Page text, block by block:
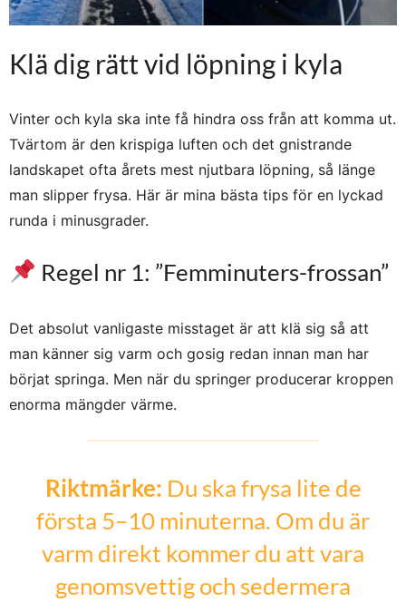
Klä dig rätt vid löpning i kyla
Vinter och kyla ska inte få hindra oss från att komma ut.
Tvärtom är den krispiga luften och det gnistrande
landskapet ofta årets mest njutbara löpning, så länge
man slipper frysa. Här är mina bästa tips för en lyckad
runda i minusgrader.
Regel nr 1: ”Femminuters-frossan”
Det absolut vanligaste misstaget är att klä sig så att
man känner sig varm och gosig redan innan man har
börjat springa. Men när du springer producerar kroppen
enorma mängder värme.
Riktmärke: Du ska frysa lite de
första 5–10 minuterna. Om du är
varm direkt kommer du att vara
genomsvettig och sedermera